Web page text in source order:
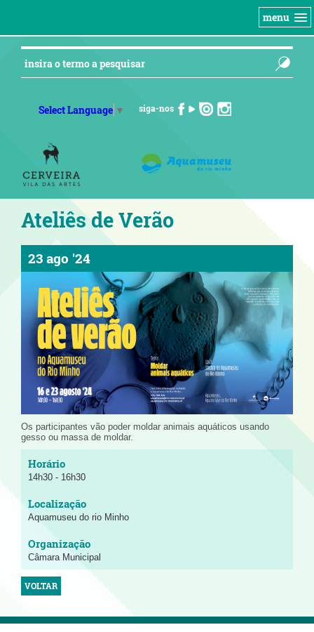
menu
Select Language ▼ siga-nos
Ateliês de Verão
23 ago '24
Os participantes vão poder moldar animais aquáticos usando
gesso ou massa de moldar.
14h30 - 16h30
Aquamuseu do rio Minho
Câmara Municipal
VOLTAR